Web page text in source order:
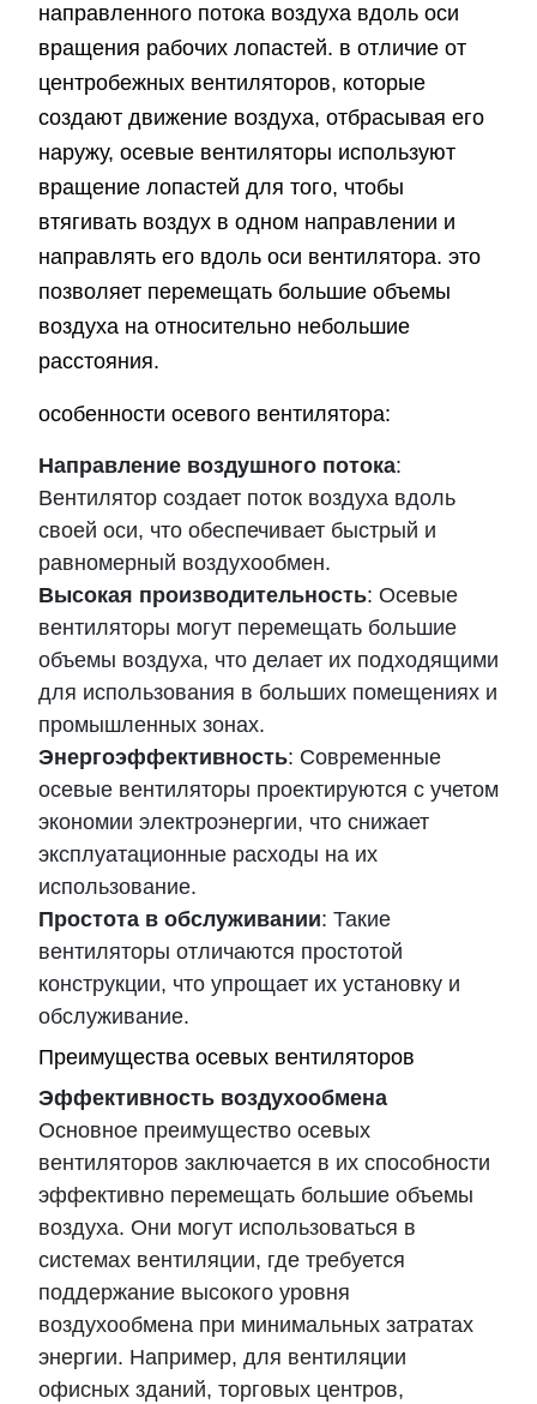
направленного потока воздуха вдоль оси
вращения рабочих лопастей. в отличие от
центробежных вентиляторов, которые
создают движение воздуха, отбрасывая его
наружу, осевые вентиляторы используют
вращение лопастей для того, чтобы
втягивать воздух в одном направлении и
направлять его вдоль оси вентилятора. это
позволяет перемещать большие объемы
воздуха на относительно небольшие
расстояния.
особенности осевого вентилятора:
Направление воздушного потока:
Вентилятор создает поток воздуха вдоль
своей оси, что обеспечивает быстрый и
равномерный воздухообмен.
Высокая производительность: Осевые
вентиляторы могут перемещать большие
объемы воздуха, что делает их подходящими
для использования в больших помещениях и
промышленных зонах.
Энергоэффективность: Современные
осевые вентиляторы проектируются с учетом
экономии электроэнергии, что снижает
эксплуатационные расходы на их
использование.
Простота в обслуживании: Такие
вентиляторы отличаются простотой
конструкции, что упрощает их установку и
обслуживание.
Преимущества осевых вентиляторов
Эффективность воздухообмена
Основное преимущество осевых
вентиляторов заключается в их способности
эффективно перемещать большие объемы
воздуха. Они могут использоваться в
системах вентиляции, где требуется
поддержание высокого уровня
воздухообмена при минимальных затратах
энергии. Например, для вентиляции
офисных зданий, торговых центров,